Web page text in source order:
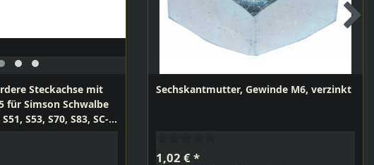
Steckachse mit
für Simson Schwalbe
S53, S70, S83, SC-
Sechskantmutter, Gewinde M6, verzinkt
1,02 € *